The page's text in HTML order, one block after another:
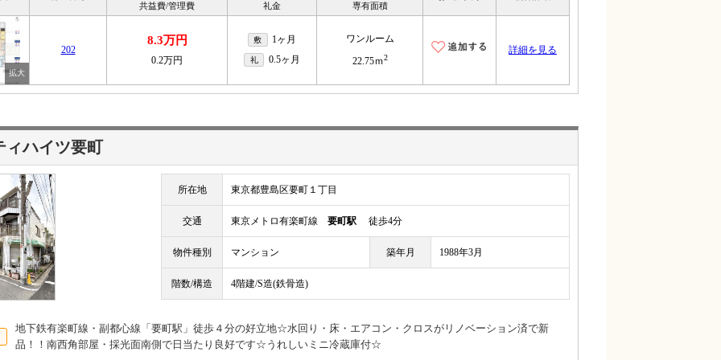
共益費/管理費
礼金 専有面積
202
8.3万円
0.2万円
敷 1ヶ月
礼 0.5ヶ月
ワンルーム
22.75ｍ2
詳細を見る
ィハイツ要町
所在地 東京都豊島区要町１丁目
交通 東京メトロ有楽町線 要町駅 徒歩4分
物件種別 マンション 築年月 1988年3月
階数/構造 4階建/S造(鉄骨造)
地下鉄有楽町線・副都心線「要町駅」徒歩４分の好立地☆水回り・床・エアコン・クロスがリノベーション済で新
品！！南西角部屋・採光面南側で日当たり良好です☆うれしいミニ冷蔵庫付☆